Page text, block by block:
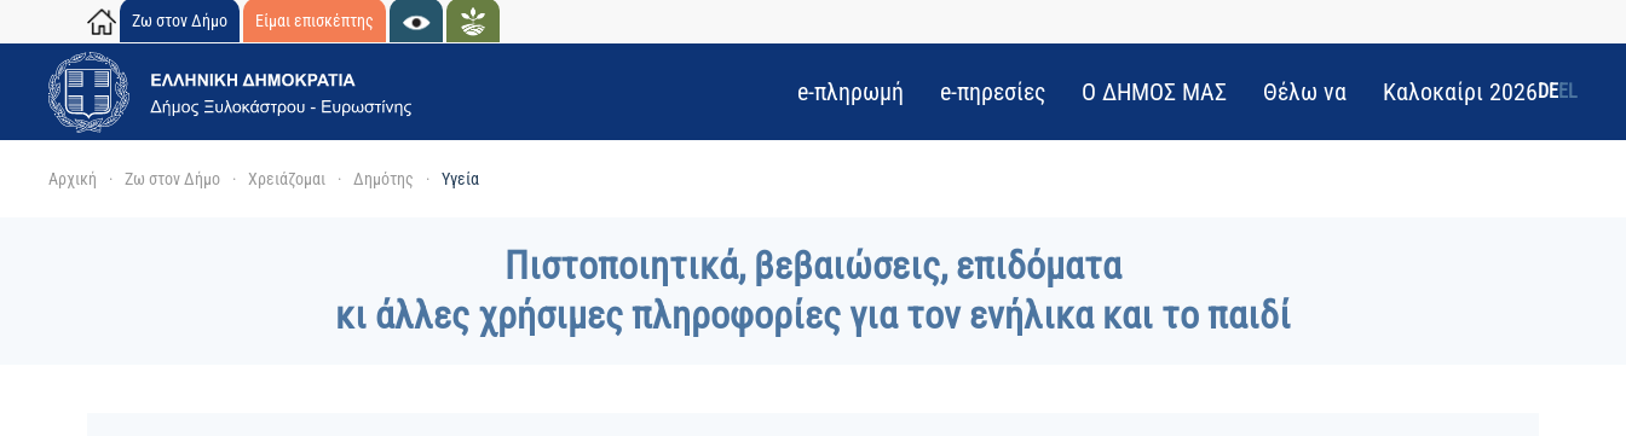
Skip to main content
Ζω στον Δήμο Είμαι επισκέπτης
e-πληρωμή e-πηρεσίες Ο ΔΗΜΟΣ ΜΑΣ Θέλω να Καλοκαίρι 2026DEEL
Αρχική Ζω στον Δήμο Χρειάζομαι Δημότης Υγεία
Πιστοποιητικά, βεβαιώσεις, επιδόματα
κι άλλες χρήσιμες πληροφορίες για τον ενήλικα και το παιδί